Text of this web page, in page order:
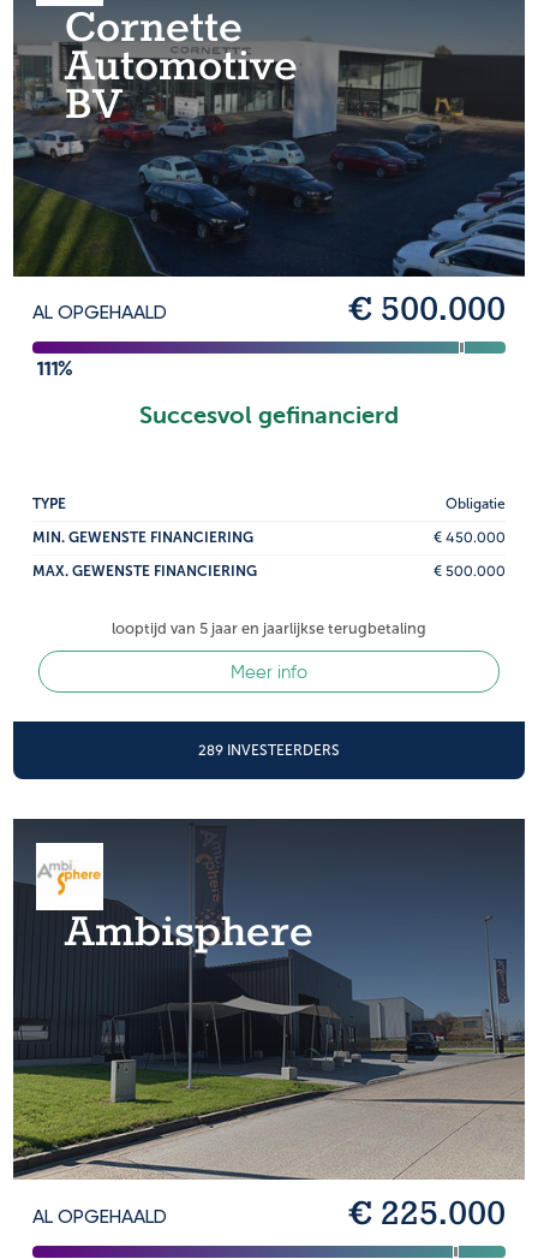
Cornette
Automotive
BV
€ 500.000
AL OPGEHAALD
111%
Succesvol gefinancierd
TYPE
Obligatie
MIN. GEWENSTE FINANCIERING
€ 450.000
MAX. GEWENSTE FINANCIERING
€ 500.000
looptijd van 5 jaar en jaarlijkse terugbetaling
Meer info
289 INVESTEERDERS
Ambisphere
€ 225.000
AL OPGEHAALD